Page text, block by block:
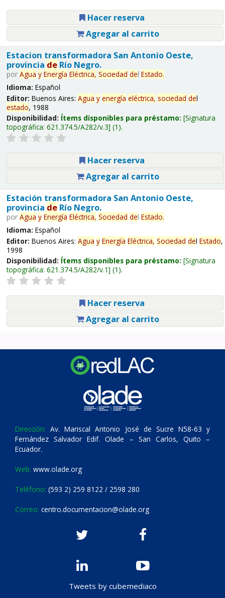
Hacer reserva
Agregar al carrito
Estacion transformadora San Antonio Oeste,
provincia deRío Negro.
por Agua y Energía Eléctrica, Sociedad del Estado.
Idioma: Español
Editor: Buenos Aires: Agua y energía eléctrica, sociedad del
estado, 1988
Disponibilidad: Ítems disponibles para préstamo: Signatura
topográfica: 621.374.5/A282/v.3 (1).
Hacer reserva
Agregar al carrito
Estación transformadora San Antonio Oeste,
provincia deRío Negro.
por Agua y Energía Eléctrica, Sociedad del Estado.
Idioma: Español
Editor: Buenos Aires: Agua y Energía Eléctrica, Sociedad del Estado,
1998
Disponibilidad: Ítems disponibles para préstamo: Signatura
topográfica: 621.374.5/A282/v.1 (1).
Hacer reserva
Agregar al carrito
Dirección: Av. Mariscal Antonio José de Sucre N58-63 y
Fernández Salvador Edif. Olade – San Carlos, Quito –
Ecuador.
Web: www.olade.org
Teléfono: (593 2) 259 8122 / 2598 280
Correo: centro.documentacion@olade.org
Tweets by cubemediaco